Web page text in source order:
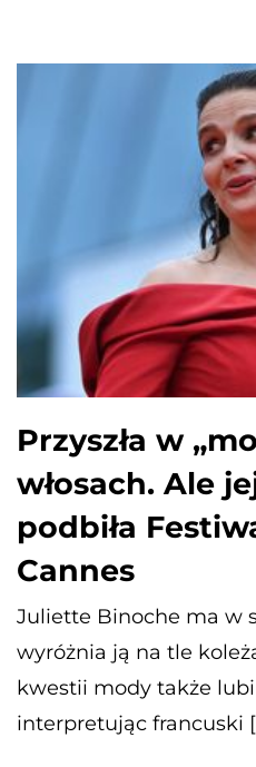
Przyszła w
włosach. Ale
podbiła
Cannes
Juliette Binoche ma w
wyróżnia ją na tle
kwestii mody także
interpretując francuski